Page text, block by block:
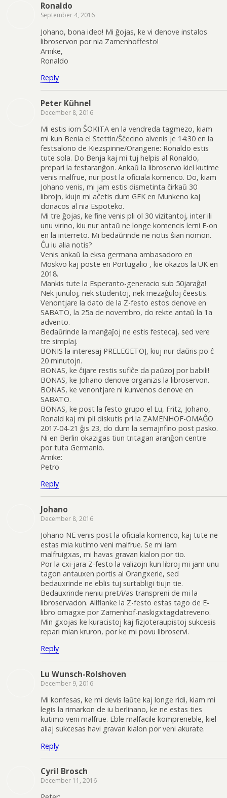
Ronaldo
September 4, 2016
Johano, bona ideo! Mi ĝojas, ke vi denove instalos
libroservon por nia Zamenhoffesto!
Amike,
Ronaldo
Reply
Peter Kühnel
December 8, 2016
Mi estis iom ŜOKITA en la vendreda tagmezo, kiam
mi kun Benia el Stettin/Ŝĉecino alvenis je 14:30 en la
festsalono de Kiezspinne/Orangerie: Ronaldo estis
tute sola. Do Benja kaj mi tuj helpis al Ronaldo,
prepari la festaranĝon. Ankaŭ la libroservo kiel kutime
venis malfrue, nur post la oficiala komenco. Do, kiam
Johano venis, mi jam estis dismetinta ĉirkaŭ 30
librojn, kiujn mi aĉetis dum GEK en Munkeno kaj
donacos al nia Espoteko.
Mi tre ĝojas, ke fine venis pli ol 30 vizitantoj, inter ili
unu virino, kiu nur antaŭ ne longe komencis lerni E-on
en la interreto. Mi bedaŭrinde ne notis ŝian nomon.
Ĉu iu alia notis?
Venis ankaŭ la eksa germana ambasadoro en
Moskvo kaj poste en Portugalio , kie okazos la UK en
2018.
Mankis tute la Esperanto-generacio sub 50jaraĝa!
Nek junuloj, nek studentoj, nek mezaĝuloj ĉeestis.
Venontjare la dato de la Z-festo estos denove en
SABATO, la 25a de novembro, do rekte antaŭ la 1a
advento.
Bedaŭrinde la manĝaĵoj ne estis festecaj, sed vere
tre simplaj.
BONIS la interesaj PRELEGETOJ, kiuj nur daŭris po ĉ
20 minutojn.
BONAS, ke ĉijare restis sufiĉe da paŭzoj por babili!
BONAS, ke Johano denove organizis la libroservon.
BONAS, ke venontjare ni kunvenos denove en
SABATO.
BONAS, ke post la festo grupo el Lu, Fritz, Johano,
Ronald kaj mi pli diskutis pri la ZAMENHOF-OMAĜO
2017-04-21 ĝis 23, do dum la semajnfino post pasko.
Ni en Berlin okazigas tiun tritagan aranĝon centre
por tuta Germanio.
Amike:
Petro
Reply
Johano
December 8, 2016
Johano NE venis post la oficiala komenco, kaj tute ne
estas mia kutimo veni malfrue. Se mi iam
malfruigxas, mi havas gravan kialon por tio.
Por la cxi-jara Z-festo la valizojn kun libroj mi jam unu
tagon antauxen portis al Orangxerie, sed
bedauxrinde ne eblis tuj surtabligi tiujn tie.
Bedauxrinde neniu pret/i/as transpreni de mi la
libroservadon. Aliflanke la Z-festo estas tago de E-
libro omagxe por Zamenhof-naskigxtagdatreveno.
Min gxojas ke kuracistoj kaj fizjoteraupistoj sukcesis
repari mian kruron, por ke mi povu libroservi.
Reply
Lu Wunsch-Rolshoven
December 9, 2016
Mi konfesas, ke mi devis laŭte kaj longe ridi, kiam mi
legis la rimarkon de iu berlinano, ke ne estas ties
kutimo veni malfrue. Eble malfacile kompreneble, kiel
aliaj sukcesas havi gravan kialon por veni akurate.
Reply
Cyril Brosch
December 11, 2016